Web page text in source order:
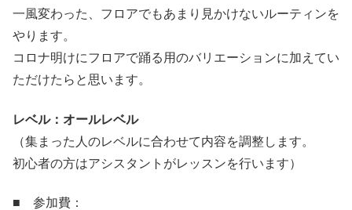
一風変わった、フロアでもあまり見かけないルーティンを
やります。
コロナ明けにフロアで踊る用のバリエーションに加えてい
ただけたらと思います。
レベル：オールレベル
（集まった人のレベルに合わせて内容を調整します。
初心者の方はアシスタントがレッスンを行います）
■ 参加費：